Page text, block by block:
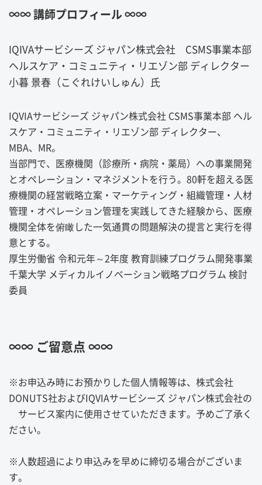
∞∞ 講師プロフィール ∞∞
IQIVAサービシーズ ジャパン株式会社 CSMS事業本部
ヘルスケア・コミュニティ・リエゾン部 ディレクター
小暮 景春（こぐれけいしゅん）氏
IQVIAサービシーズ ジャパン株式会社 CSMS事業本部 ヘル
スケア・コミュニティ・リエゾン部 ディレクター、
MBA、MR。
当部門で、医療機関（診療所・病院・薬局）への事業開発
とオペレーション・マネジメントを行う。80軒を超える医
療機関の経営戦略立案・マーケティング・組織管理・人材
管理・オペレーション管理を実践してきた経験から、医療
機関全体を俯瞰した一気通貫の問題解決の提言と実行を得
意とする。
厚生労働省 令和元年～2年度 教育訓練プログラム開発事業
千葉大学 メディカルイノベーション戦略プログラム 検討
委員
∞∞ ご留意点 ∞∞
※お申込み時にお預かりした個人情報等は、株式会社
DONUTS社およびIQVIAサービシーズ ジャパン株式会社の
サービス案内に使用させていただきます。予めご了承く
ださい。
※人数超過により申込みを早めに締切る場合がございま
す。